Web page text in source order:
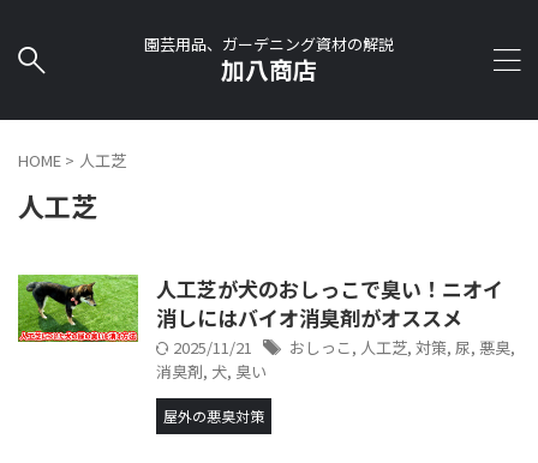
園芸用品、ガーデニング資材の解説
加八商店
HOME > 人工芝
人工芝
人工芝が犬のおしっこで臭い！ニオイ
消しにはバイオ消臭剤がオススメ
2025/11/21 おしっこ, 人工芝, 対策, 尿, 悪臭,
消臭剤, 犬, 臭い
屋外の悪臭対策